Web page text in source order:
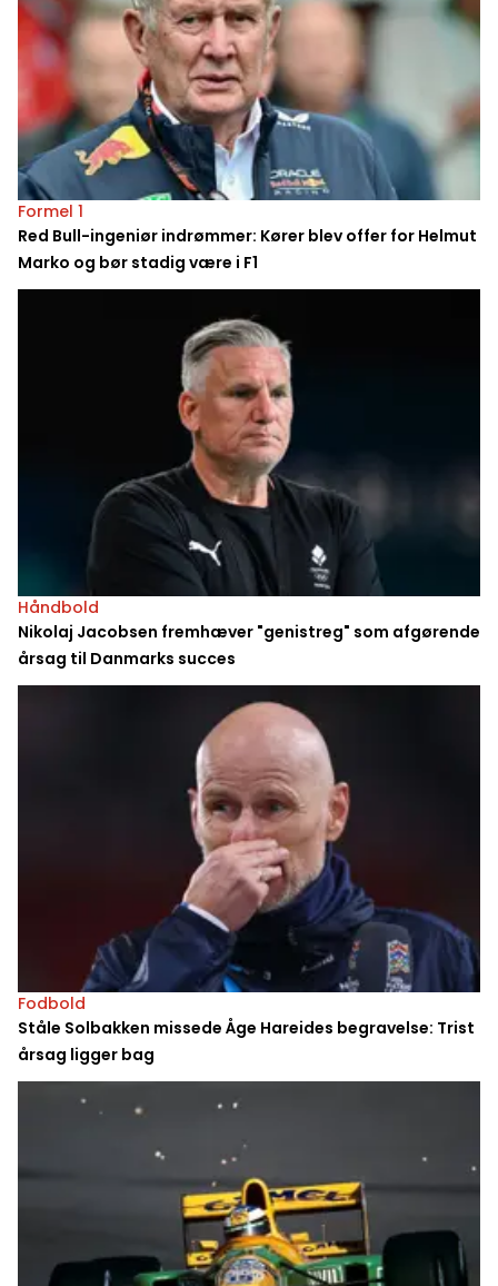
Formel 1
Red Bull-ingeniør indrømmer: Kører blev offer for Helmut
Marko og bør stadig være i F1
Håndbold
Nikolaj Jacobsen fremhæver "genistreg" som afgørende
årsag til Danmarks succes
Fodbold
Ståle Solbakken missede Åge Hareides begravelse: Trist
årsag ligger bag